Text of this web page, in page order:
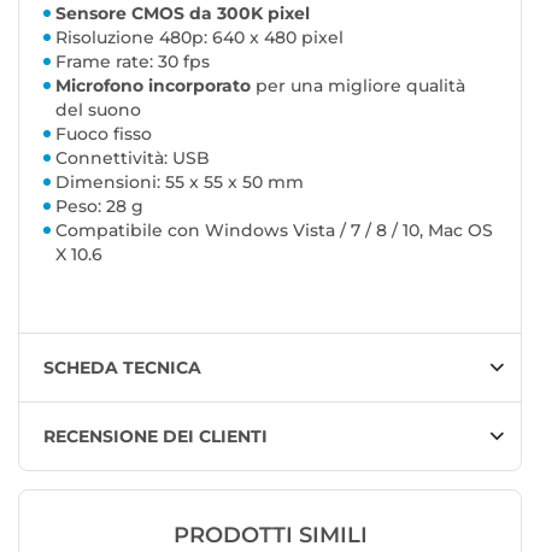
Sensore CMOS da 300K pixel
Risoluzione 480p: 640 x 480 pixel
Frame rate: 30 fps
Microfono incorporato per una migliore qualità
del suono
Fuoco fisso
Connettività: USB
Dimensioni: 55 x 55 x 50 mm
Peso: 28 g
Compatibile con Windows Vista / 7 / 8 / 10, Mac OS
X 10.6
SCHEDA TECNICA
RECENSIONE DEI CLIENTI
PRODOTTI SIMILI